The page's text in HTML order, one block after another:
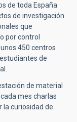
de toda España
de investigación
que
por control
450 centros
de
de material
mes charlas
la curiosidad de